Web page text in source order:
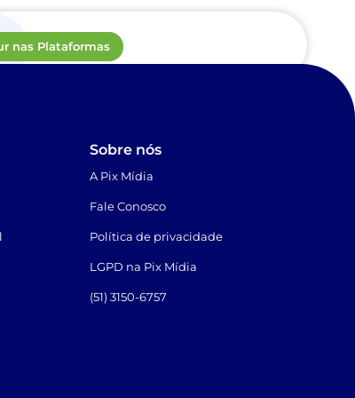
nas Plataformas
Sobre nós
A Pix Mídia
Fale Conosco
Política de privacidade
LGPD na Pix Mídia
(51) 3150-6757